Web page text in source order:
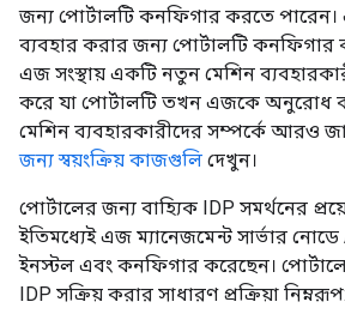
জন্য পোর্টালটি কনফিগার করতে
ব্যবহার করার জন্য পোর্টালটি কনফিগার
এজ সংস্থায় একটি নতুন মেশিন
করে যা পোর্টালটি তখন এজকে অনুরোধ
মেশিন ব্যবহারকারীদের সম্পর্কে আরও
জন্য স্বয়ংক্রিয় কাজগুলি দেখুন।
পোর্টালের জন্য বাহ্যিক IDP সমর্থনের
ইতিমধ্যেই এজ ম্যানেজমেন্ট সার্ভার
ইনস্টল এবং কনফিগার করেছেন।
IDP সক্রিয় করার সাধারণ প্রক্রিয়া নিম্নরূপ: